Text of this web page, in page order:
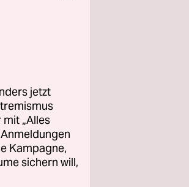
jetzt
„Alles
Kampagne,
sichern will,